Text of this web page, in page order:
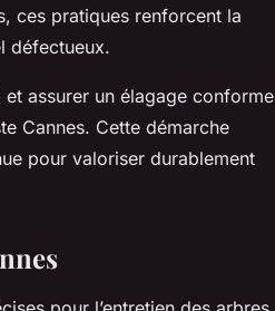
ces pratiques renforcent la
défectueux.
assurer un élagage conforme
Cannes. Cette démarche
pour valoriser durablement